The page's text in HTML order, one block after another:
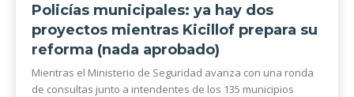
Policías municipales: ya hay dos
proyectos mientras Kicillof prepara su
reforma (nada aprobado)
Mientras el Ministerio de Seguridad avanza con una ronda
de consultas junto a intendentes de los 135 municipios